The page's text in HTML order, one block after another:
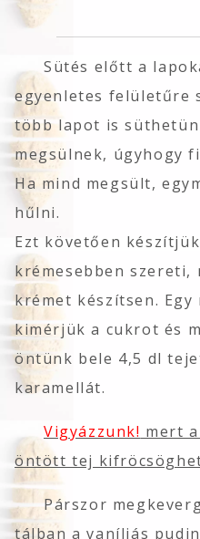
Sütés előtt a
egyenletes felületűre
több lapot is
megsülnek, úgyhogy
Ha mind megsült,
hűlni.
Ezt követően
krémesebben szereti,
krémet készítsen. Egy
kimérjük a cukrot és
öntünk bele 4,5 dl
karamellát.
Vigyázzunk! mert
öntött tej
Párszor
tálban a vaníliás